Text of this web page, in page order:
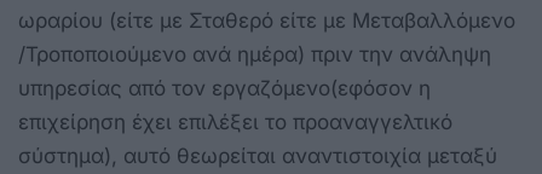
ωραρίου (είτε με Σταθερό είτε με Μεταβαλλόμενο
/Τροποποιούμενο ανά ημέρα) πριν την ανάληψη
υπηρεσίας από τον εργαζόμενο(εφόσον η
επιχείρηση έχει επιλέξει το προαναγγελτικό
σύστημα), αυτό θεωρείται αναντιστοιχία μεταξύ